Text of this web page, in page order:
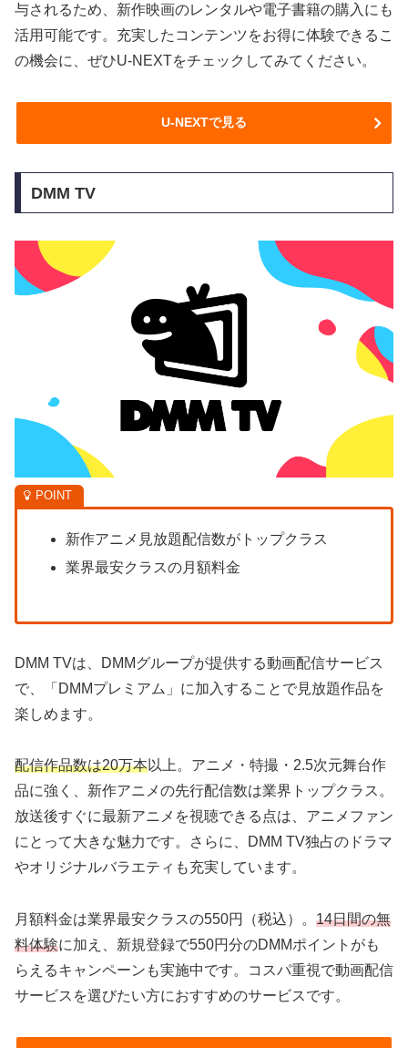
与されるため、新作映画のレンタルや電子書籍の購入にも
活用可能です。充実したコンテンツをお得に体験できるこ
の機会に、ぜひU-NEXTをチェックしてみてください。
U-NEXTで見る
DMM TV
新作アニメ見放題配信数がトップクラス
業界最安クラスの月額料金
DMM TVは、DMMグループが提供する動画配信サービス
で、「DMMプレミアム」に加入することで見放題作品を
楽しめます。
配信作品数は20万本以上。アニメ・特撮・2.5次元舞台作
品に強く、新作アニメの先行配信数は業界トップクラス。
放送後すぐに最新アニメを視聴できる点は、アニメファン
にとって大きな魅力です。さらに、DMM TV独占のドラマ
やオリジナルバラエティも充実しています。
月額料金は業界最安クラスの550円（税込）。 14日間の無
料体験に加え、新規登録で550円分のDMMポイントがも
らえるキャンペーンも実施中です。コスパ重視で動画配信
サービスを選びたい方におすすめのサービスです。